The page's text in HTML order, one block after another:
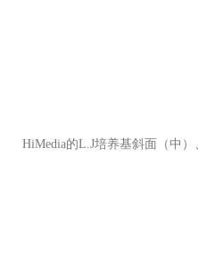
HiMedia的L.J培养基斜面（中